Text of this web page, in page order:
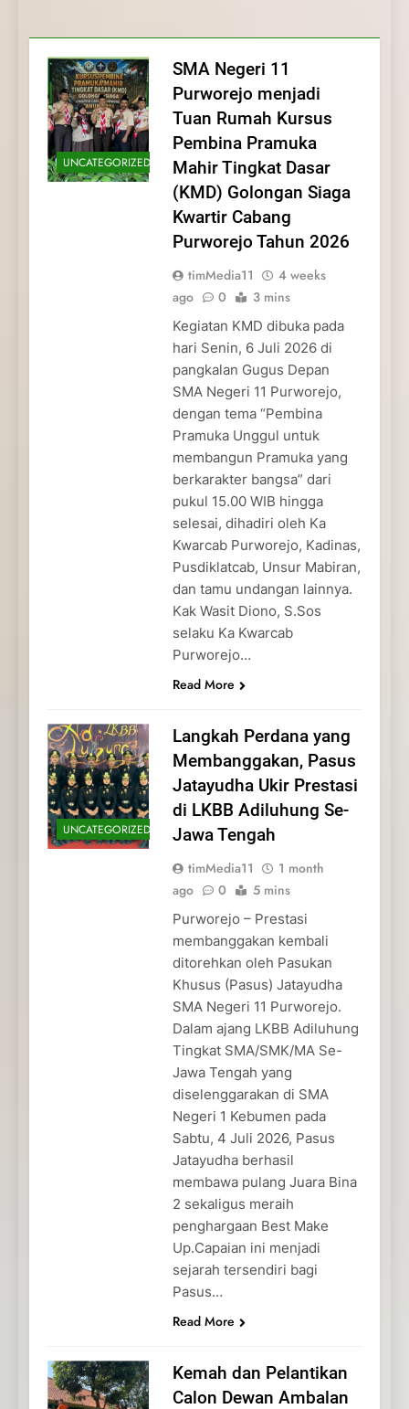
dan Pengabdian Generasi
Pramuka
Pramuka
Kepedulian
UNCATEGORIZED
SMA Negeri 11
Purworejo menjadi
Tuan Rumah Kursus
Pembina Pramuka
Mahir Tingkat Dasar
(KMD) Golongan Siaga
Kwartir Cabang
Purworejo Tahun 2026
timMedia11
4 weeks
ago
0 3 mins
Kegiatan KMD dibuka pada
hari Senin, 6 Juli 2026 di
pangkalan Gugus Depan
SMA Negeri 11 Purworejo,
dengan tema “Pembina
Pramuka Unggul untuk
membangun Pramuka yang
berkarakter bangsa” dari
pukul 15.00 WIB hingga
selesai, dihadiri oleh Ka
Kwarcab Purworejo, Kadinas,
Pusdiklatcab, Unsur Mabiran,
dan tamu undangan lainnya.
Kak Wasit Diono, S.Sos
selaku Ka Kwarcab
Purworejo…
Read More
UNCATEGORIZED
Langkah Perdana yang
Membanggakan, Pasus
Jatayudha Ukir Prestasi
di LKBB Adiluhung Se-
Jawa Tengah
timMedia11
1 month
ago
0 5 mins
Purworejo – Prestasi
membanggakan kembali
ditorehkan oleh Pasukan
Khusus (Pasus) Jatayudha
SMA Negeri 11 Purworejo.
Dalam ajang LKBB Adiluhung
Tingkat SMA/SMK/MA Se-
Jawa Tengah yang
diselenggarakan di SMA
Negeri 1 Kebumen pada
Sabtu, 4 Juli 2026, Pasus
Jatayudha berhasil
membawa pulang Juara Bina
2 sekaligus meraih
penghargaan Best Make
Up.Capaian ini menjadi
sejarah tersendiri bagi
Pasus…
Read More
Kemah dan Pelantikan
Calon Dewan Ambalan